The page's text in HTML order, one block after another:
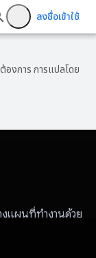
ลงชื่อเข้าใช้
องการ การแปลโดย
งแผนที่ทำงานด้วย